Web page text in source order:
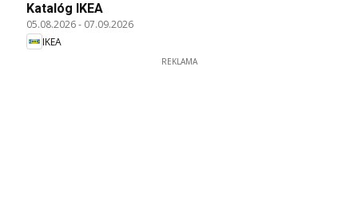
Katalóg IKEA
05.08.2026- 07.09.2026
IKEA
REKLAMA